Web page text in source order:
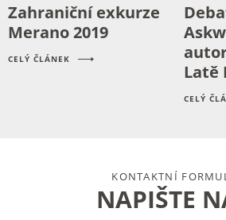
Zahraniční exkurze
Merano 2019
CELÝ ČLÁNEK
Latě
CELÝ
NAPIŠTE
KONTAKTNÍ